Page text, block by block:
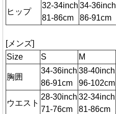
ヒップ
32-34inch
81-86cm
34-36inch
86-91cm
[メンズ]
Size
S M
胸囲
34-36inch
86-91cm
38-40inch
96-102cm
ウエスト
28-30inch
71-76cm
32-34inch
81-86cm